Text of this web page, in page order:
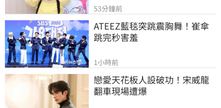
53分鐘前
ATEEZ藍毯突跳震胸舞！崔傘
跳完秒害羞
1小時前
戀愛天花板人設破功！宋威龍
翻車現場遭爆